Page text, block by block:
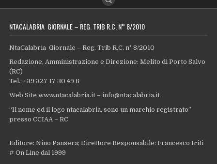
NTACALABRIA GIORNALE – REG. TRIB R.C. N° 8/2010
NtaCalabria Giornale – Reg. Trib R.C. n° 8/2010
Redazione, Amministrazione e Direzione: Melito di Porto Salvo
(RC)
Tel.: +39 327 17 30 49 8
Web Site www.ntacalabria.it – info@ntacalabria.it
“Il nome ed il logo ntacalabria, sono un marchio registrato”
presso CCIAA – RC
Editore: Nino Pansera; Direttore Responsabile: Francesco Iriti
# On Line dal 1999